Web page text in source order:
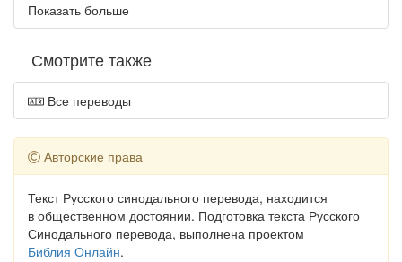
Показать больше
Смотрите также
Все переводы
Авторские права
Текст Русского синодального перевода, находится
в общественном достоянии. Подготовка текста Русского
Синодального перевода, выполнена проектом
Библия Онлайн.